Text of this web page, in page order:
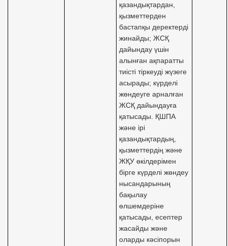
қазандықтардан,
қызметтерден
бастапқы деректерді
жинайды; ЖСҚ
дайындау үшін
алынған ақпаратты
тиісті тіркеуді жүзеге
асырады; күрделі
жөндеуге арналған
ЖСҚ дайындауға
қатысады. ҚШПА
және ірі
қазандықтардың,
қызметтердің және
ЖҚУ өкілдерімен
бірге күрделі жөндеу
нысандарының
бақылау
өлшемдеріне
қатысады, есептер
жасайды және
оларды кәсіпорын